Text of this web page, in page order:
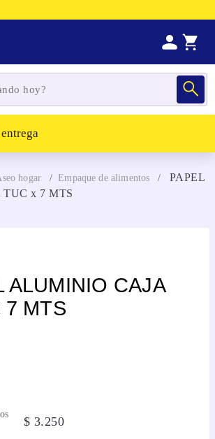
4104
hogar Empaque de alimentos
PAPEL
x 7 MTS
ALUMINIO CAJA
MTS
$ 3.250